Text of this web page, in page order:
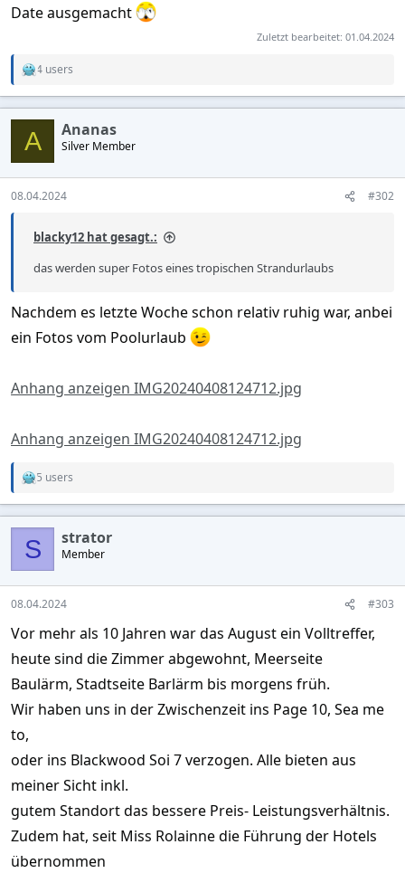
Date ausgemacht
Zuletzt bearbeitet: 01.04.2024
R
a
c
o
n
s
4 users
A Ananas
Silver Member
08.04.2024 #302
blacky12 hat gesagt.:
das werden super Fotos eines tropischen Strandurlaubs
Nachdem es letzte Woche schon relativ ruhig war, anbei
ein Fotos vom Poolurlaub
Anhang anzeigen IMG20240408124712.jpg
Anhang anzeigen IMG20240408124712.jpg
R
a
c
o
n
s
5 users
S strator
Member
08.04.2024 #303
Vor mehr als 10 Jahren war das August ein Volltreffer,
heute sind die Zimmer abgewohnt, Meerseite
Baulärm, Stadtseite Barlärm bis morgens früh.
Wir haben uns in der Zwischenzeit ins Page 10, Sea me
to,
oder ins Blackwood Soi 7 verzogen. Alle bieten aus
meiner Sicht inkl.
gutem Standort das bessere Preis- Leistungsverhältnis.
Zudem hat, seit Miss Rolainne die Führung der Hotels
übernommen